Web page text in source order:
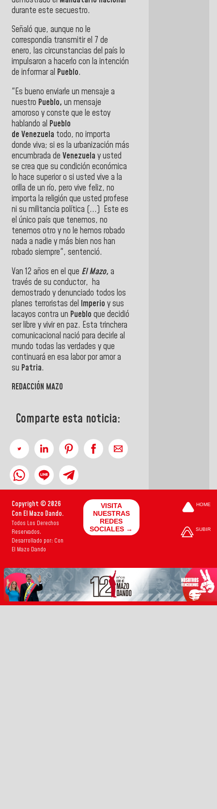
durante este secuestro.
Señaló que, aunque no le
correspondía transmitir el 7 de
enero, las circunstancias del país lo
impulsaron a hacerlo con la intención
de informar al Pueblo.
"Es bueno enviarle un mensaje a
nuestro Pueblo, un mensaje
amoroso y conste que le estoy
hablando al Pueblo
de Venezuela todo, no importa
donde viva; si es la urbanización más
encumbrada de Venezuela y usted
se crea que su condición económica
lo hace superior o si usted vive a la
orilla de un río, pero vive feliz, no
importa la religión que usted profese
ni su militancia política (...) Este es
el único país que tenemos, no
tenemos otro y no le hemos robado
nada a nadie y más bien nos han
robado siempre", sentenció.
Van 12 años en el que El Mazo, a
través de su conductor, ha
demostrado y denunciado todos los
planes terroristas del Imperio y sus
lacayos contra un Pueblo que decidió
ser libre y vivir en paz. Esta trinchera
comunicacional nació para decirle al
mundo todas las verdades y que
continuará en esa labor por amor a
su Patria.
REDACCIÓN MAZO
Comparte esta noticia:
Copyright © 2026
Con El Mazo Dando.
Todos Los Derechos
Reservados.
Desarrollado por: Con
El Mazo Dando
VISITA
NUESTRAS
REDES
SOCIALES →
HOME
SUBIR